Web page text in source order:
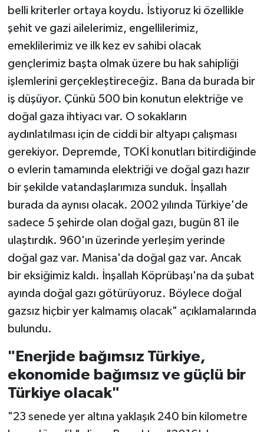
belli kriterler ortaya koydu. İstiyoruz ki özellikle
şehit ve gazi ailelerimiz, engellilerimiz,
emeklilerimiz ve ilk kez ev sahibi olacak
gençlerimiz başta olmak üzere bu hak sahipliği
işlemlerini gerçekleştireceğiz. Bana da burada bir
iş düşüyor. Çünkü 500 bin konutun elektriğe ve
doğal gaza ihtiyacı var. O sokakların
aydınlatılması için de ciddi bir altyapı çalışması
gerekiyor. Depremde, TOKİ konutları bitirdiğinde
o evlerin tamamında elektriği ve doğal gazı hazır
bir şekilde vatandaşlarımıza sunduk. İnşallah
burada da aynısı olacak. 2002 yılında Türkiye'de
sadece 5 şehirde olan doğal gazı, bugün 81 ile
ulaştırdık. 960'ın üzerinde yerleşim yerinde
doğal gaz var. Manisa'da doğal gaz var. Ancak
bir eksiğimiz kaldı. İnşallah Köprübaşı'na da şubat
ayında doğal gazı götürüyoruz. Böylece doğal
gazsız hiçbir yer kalmamış olacak" açıklamalarında
bulundu.
"Enerjide bağımsız Türkiye,
ekonomide bağımsız ve güçlü bir
Türkiye olacak"
"23 senede yer altına yaklaşık 240 bin kilometre